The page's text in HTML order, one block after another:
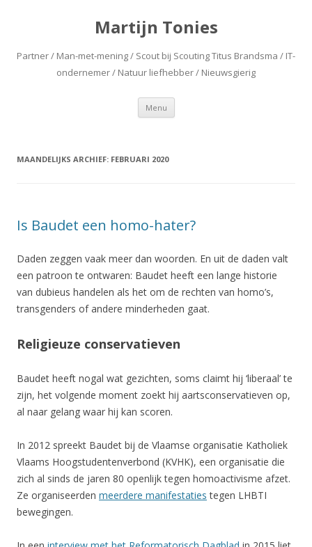
Martijn Tonies
Partner / Man-met-mening / Scout bij Scouting Titus Brandsma / IT-
ondernemer / Natuur liefhebber / Nieuwsgierig
Menu Spring naar de inhoud
MAANDELIJKS ARCHIEF: FEBRUARI 2020
Is Baudet een homo-hater?
Daden zeggen vaak meer dan woorden. En uit de daden valt
een patroon te ontwaren: Baudet heeft een lange historie
van dubieus handelen als het om de rechten van homo’s,
transgenders of andere minderheden gaat.
Religieuze conservatieven
Baudet heeft nogal wat gezichten, soms claimt hij ‘liberaal’ te
zijn, het volgende moment zoekt hij aartsconservatieven op,
al naar gelang waar hij kan scoren.
In 2012 spreekt Baudet bij de Vlaamse organisatie Katholiek
Vlaams Hoogstudentenverbond (KVHK), een organisatie die
zich al sinds de jaren 80 openlijk tegen homoactivisme afzet.
Ze organiseerden meerdere manifestaties tegen LHBTI
bewegingen.